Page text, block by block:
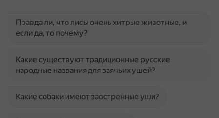
Правда ли, что лисы очень хитрые животные, и
если да, то почему?
Какие существуют традиционные русские
народные названия для заячьих ушей?
Какие собаки имеют заостренные уши?